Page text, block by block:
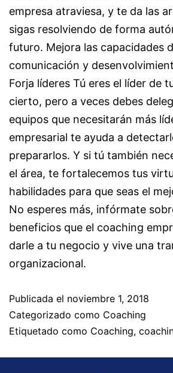
empresa atraviesa, y te da las
sigas resolviendo de forma
futuro. Mejora las capacidades
comunicación y
Forja líderes Tú eres el líder de
cierto, pero a veces debes
equipos que necesitarán más
empresarial te ayuda a
prepararlos. Y si tú también
el área, te fortalecemos tus
habilidades para que seas el
No esperes más, infórmate
beneficios que el coaching
darle a tu negocio y vive una
organizacional.
Publicada el noviembre 1, 2018
Categorizado como Coaching
Etiquetado como Coaching,